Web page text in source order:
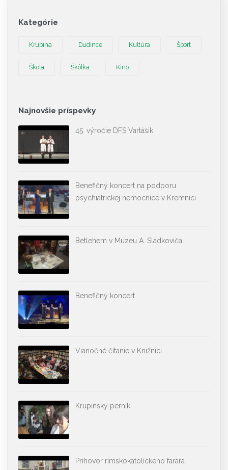
Kategórie
Krupina Dudince Kultúra Šport
Škola Škôlka Kino
Najnovšie príspevky
45. výročie DFS Vartášik
Benefičný koncert na podporu
psychiatrickej nemocnice v Kremnici
Betlehem v Múzeu A. Sládkoviča
Benefičný koncert
Vianočné čítanie v Knižnici
Krupinský perník
Príhovor rímskokatolíckeho farára